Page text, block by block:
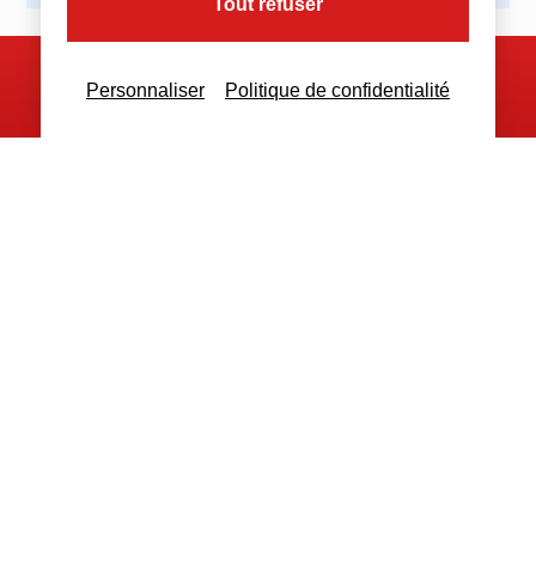
Nous contacter
Tout refuser
Personnaliser Politique de confidentialité